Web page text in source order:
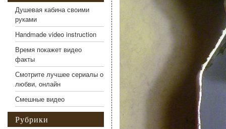
Душевая кабина своими
руками
Handmade video instruction
Время покажет видео
факты
Смотрите лучшее сериалы о
любви, онлайн
Смешные видео
Рубрики